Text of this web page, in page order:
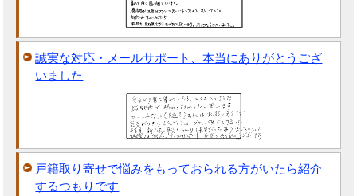
誠実な対応・メールサポート、本当にありがとうござ
いました
戸籍取り寄せで悩みをもっておられる方がいたら紹介
するつもりです